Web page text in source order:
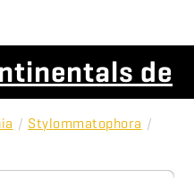
de
/ Stylommatophora /